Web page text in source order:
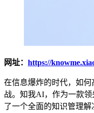
网址： https://
在信息爆炸的时代，如
战。知我AI，作为一款
了一个全面的知识管理